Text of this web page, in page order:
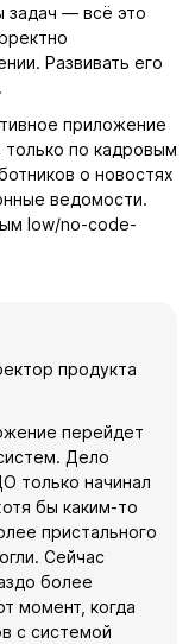
задач — всё это
Развивать его
приложение
только по кадровым
о новостях
ведомости.
low/no-code-
продукта
перейдет
Дело
только начинал
бы каким-то
пристального
Сейчас
более
момент, когда
с системой